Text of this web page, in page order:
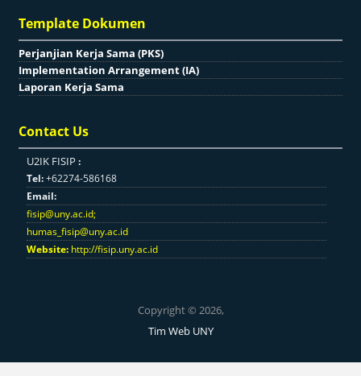
Template Dokumen
Perjanjian Kerja Sama (PKS)
Implementation Arrangement (IA)
Laporan Kerja Sama
Contact Us
U2IK FISIP :
Tel:+62274-586168
Email:
fisip@uny.ac.id;
humas_fisip@uny.ac.id
Website: http://fisip.uny.ac.id
Copyright © 2026,
Tim Web UNY